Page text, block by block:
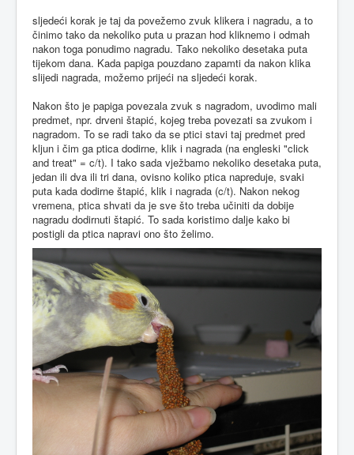
sljedeći korak je taj da povežemo zvuk klikera i nagradu, a to
činimo tako da nekoliko puta u prazan hod kliknemo i odmah
nakon toga ponudimo nagradu. Tako nekoliko desetaka puta
tijekom dana. Kada papiga pouzdano zapamti da nakon klika
slijedi nagrada, možemo prijeći na sljedeći korak.
Nakon što je papiga povezala zvuk s nagradom, uvodimo mali
predmet, npr. drveni štapić, kojeg treba povezati sa zvukom i
nagradom. To se radi tako da se ptici stavi taj predmet pred
kljun i čim ga ptica dodirne, klik i nagrada (na engleski "click
and treat" = c/t). I tako sada vježbamo nekoliko desetaka puta,
jedan ili dva ili tri dana, ovisno koliko ptica napreduje, svaki
puta kada dodirne štapić, klik i nagrada (c/t). Nakon nekog
vremena, ptica shvati da je sve što treba učiniti da dobije
nagradu dodirnuti štapić. To sada koristimo dalje kako bi
postigli da ptica napravi ono što želimo.